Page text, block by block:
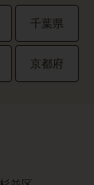
千葉県
京都府